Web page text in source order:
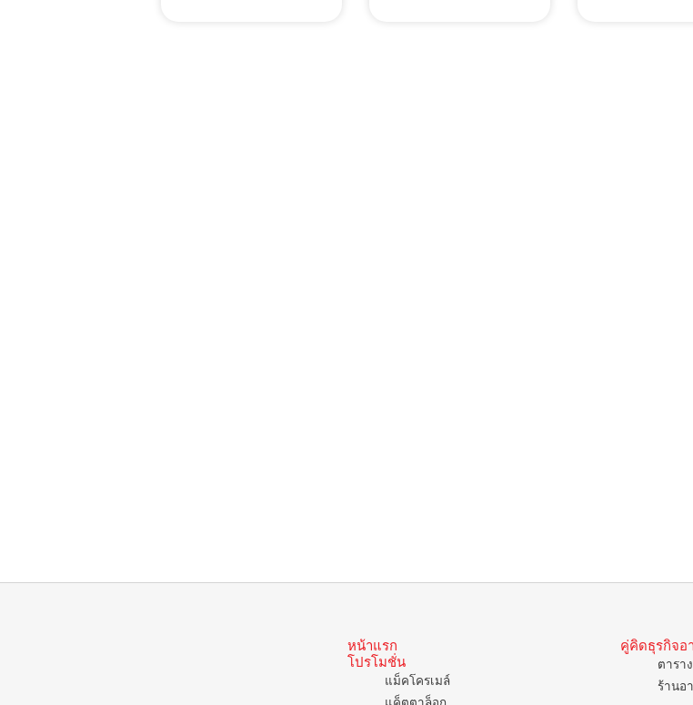
หน้าแรก
โปรโมชั่น
แม็คโครเมล์
คู่คิดธุรกิจอ
ตารา
ร้านอ